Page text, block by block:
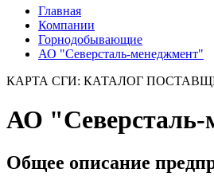
Главная
Компании
Горнодобывающие
АО "Северсталь-менеджмент"
КАРТА СГИ: КАТАЛОГ
АО "Северсталь-
Общее описание